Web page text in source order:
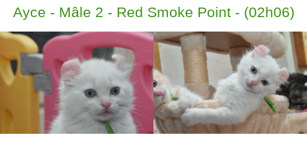
Ayce - Mâle 2 - Red Smoke Point - (02h06)